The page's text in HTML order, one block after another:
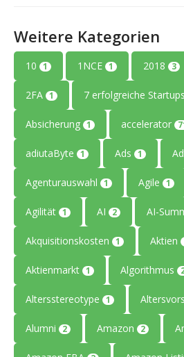
Weitere Kategorien
10 1 1NCE 1 2018 3
2FA 1 7 erfolgreiche Startups
Absicherung 1 accelerator
adiutaByte 1 Ads 1
Agenturauswahl 1 Agile 1
Agilität 1 AI 2 AI-
Akquisitionskosten 1 Aktien
Aktienmarkt 1 Algorithmus
Altersstereotype 1
Alumni 2 Amazon 2